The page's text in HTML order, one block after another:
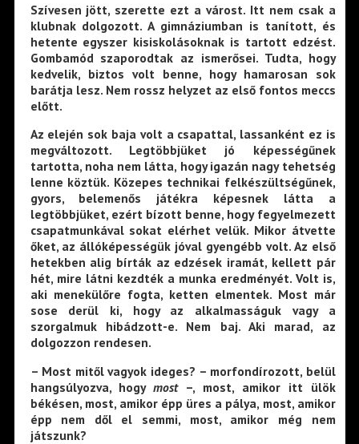
Szívesen jött, szerette ezt a várost. Itt nem csak a
klubnak dolgozott. A gimnáziumban is tanított, és
hetente egyszer kisiskolásoknak is tartott edzést.
Gombamód szaporodtak az ismerősei. Tudta, hogy
kedvelik, biztos volt benne, hogy hamarosan sok
barátja lesz. Nem rossz helyzet az első fontos meccs
előtt.
Az elején sok baja volt a csapattal, lassanként ez is
megváltozott. Legtöbbjüket jó képességűnek
tartotta, noha nem látta, hogy igazán nagy tehetség
lenne köztük. Közepes technikai felkészültségűnek,
gyors, belemenős játékra képesnek látta a
legtöbbjüket, ezért bízott benne, hogy fegyelmezett
csapatmunkával sokat elérhet velük. Mikor átvette
őket, az állóképességük jóval gyengébb volt. Az első
hetekben alig bírták az edzések iramát, kellett pár
hét, mire látni kezdték a munka eredményét. Volt is,
aki menekülőre fogta, ketten elmentek. Most már
sose derül ki, hogy az alkalmasságuk vagy a
szorgalmuk hibádzott-e. Nem baj. Aki marad, az
dolgozzon rendesen.
– Most mitől vagyok ideges? – morfondírozott, belül
hangsúlyozva, hogymost–, most, amikor itt ülök
békésen, most, amikor épp üres a pálya, most, amikor
épp nem dől el semmi, most, amikor még nem
játszunk?